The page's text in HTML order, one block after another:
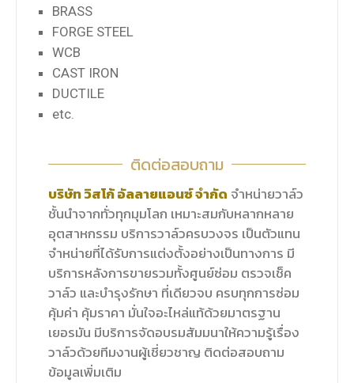
BRASS
FORGE STEEL
WCB
CAST IRON
DUCTILE
etc.
ติดต่อสอบถาม
บริษัท วิสโก้ อัลลายแอนซ์ จำกัด จำหน่ายวาล์ว
ชั้นนำจากทั่วทุกมุมโลก เหมาะสมกับหลากหลาย
อุตสาหกรรม บริการวาล์วครบวงจร เป็นตัวแทน
จำหน่ายที่ได้รับการแต่งตั้งอย่างเป็นทางการ มี
บริการหลังการขายรวมทั้งศูนย์ซ่อม ตรวจเช็ค
วาล์ว และบำรุงรักษา ที่เดียวจบ ครบทุกการซ่อม
คุ้มค่า คุ้มราคา มั่นใจอะไหล่แท้ด้วยมาตรฐาน
เยอรมัน มีบริการจัดอบรมสัมมนาให้ความรู้เรื่อง
วาล์วด้วยทีมงานผู้เชี่ยวชาญ ติดต่อสอบถาม
ข้อมูลเพิ่มเติม